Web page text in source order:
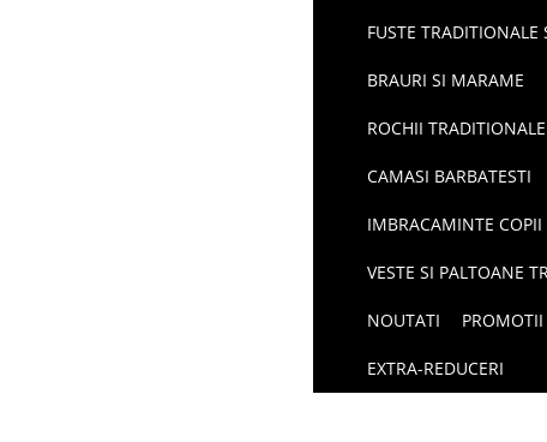
FUSTE TRADITIONALE
BRAURI SI MARAME
ROCHII TRADITIONALE
CAMASI BARBATESTI
IMBRACAMINTE COPII
VESTE SI PALTOANE
NOUTATI PROMOTII
EXTRA-REDUCERI